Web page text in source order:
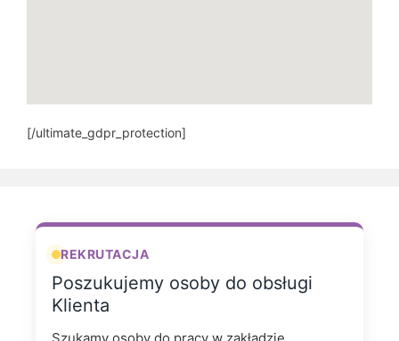
[/ultimate_gdpr_protection]
REKRUTACJA
Poszukujemy osoby do obsługi
Klienta